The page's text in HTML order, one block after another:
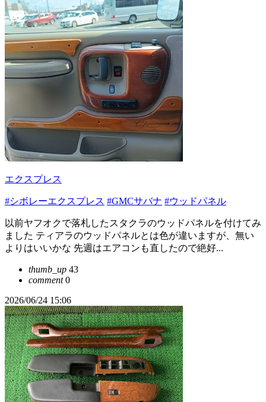
エクスプレス
#シボレーエクスプレス #GMCサバナ #ウッドパネル
以前ヤフオクで落札したスタクラのウッドパネルを付けてみ
ました ティアラのウッドパネルとは色が違いますが、無い
よりはいいかな 先週はエアコンも直したので絶好...
thumb_up 43
comment0
2026/06/24 15:06